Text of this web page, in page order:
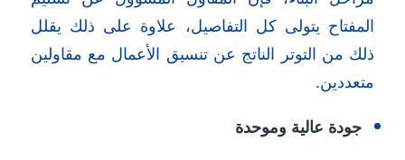
المفتاح يتولى كل التفاصيل، علاوة على ذلك يقلل
ذلك من التوتر الناتج عن تنسيق الأعمال مع مقاولين
متعددين.
جودة عالية وموحدة